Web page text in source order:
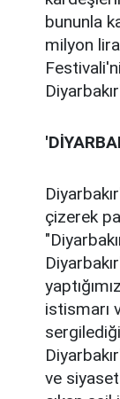
bununla
milyon
çizerek
istismarı
ve